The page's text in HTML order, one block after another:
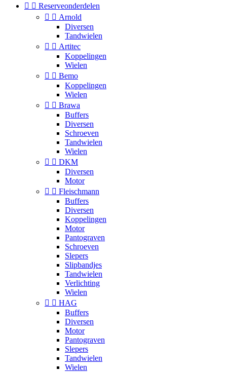
  Reserveonderdelen
  Arnold
Diversen
Tandwielen
  Artitec
Koppelingen
Wielen
  Bemo
Koppelingen
Wielen
  Brawa
Buffers
Diversen
Schroeven
Tandwielen
Wielen
  DKM
Diversen
Motor
  Fleischmann
Buffers
Diversen
Koppelingen
Motor
Pantograven
Schroeven
Slepers
Slipbandjes
Tandwielen
Verlichting
Wielen
  HAG
Buffers
Diversen
Motor
Pantograven
Slepers
Tandwielen
Wielen